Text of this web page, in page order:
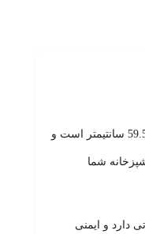
با طراحی مدرن، امکانات پیشرفته و ترکیب مایکروویو، گریل و کانوکشن، تجربه‌ای حرفه‌ای در آشپزی و آماده‌سازی غذا ارائه می‌دهد. ابعاد دستگاه 54.5 × 45.5 × 59.5 سانتیمتر است و
شما
دارد و ایمنی